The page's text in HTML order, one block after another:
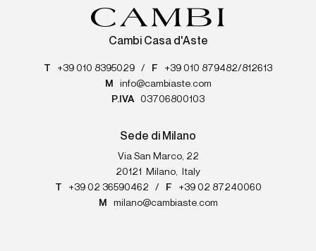
Cambi Casa d'Aste
T +39 010 8395029 / F
+39 010 879482/812613
M
info@cambiaste.com
P.IVA
03706800103
Sede di Milano
Via San Marco, 22
20121
Milano,
Italy
T
+39 02 36590462 / F
+39 02 87240060
M
milano@cambiaste.com